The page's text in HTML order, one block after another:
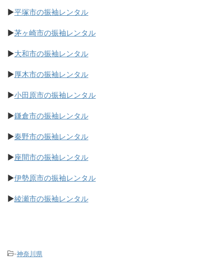
▶平塚市の振袖レンタル
▶茅ヶ崎市の振袖レンタル
▶大和市の振袖レンタル
▶厚木市の振袖レンタル
▶小田原市の振袖レンタル
▶鎌倉市の振袖レンタル
▶秦野市の振袖レンタル
▶座間市の振袖レンタル
▶伊勢原市の振袖レンタル
▶綾瀬市の振袖レンタル
-神奈川県